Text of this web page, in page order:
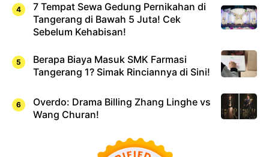
7 Tempat Sewa Gedung Pernikahan di
Tangerang di Bawah 5 Juta! Cek
Sebelum Kehabisan!
Berapa Biaya Masuk SMK Farmasi
Tangerang 1? Simak Rinciannya di Sini!
Overdo: Drama Billing Zhang Linghe vs
Wang Churan!